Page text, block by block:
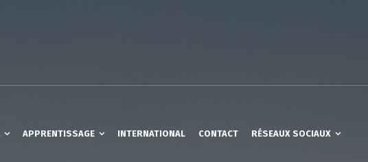
APPRENTISSAGE INTERNATIONAL CONTACT RÉSEAUX SOCIAUX